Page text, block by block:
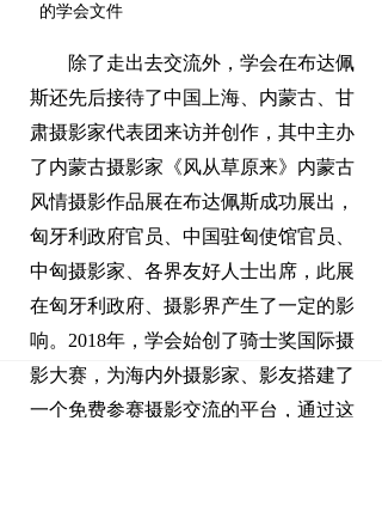
除了走出去交流外，学会在布达佩
斯还先后接待了中国上海、内蒙古、甘
肃摄影家代表团来访并创作，其中主办
了内蒙古摄影家《风从草原来》内蒙古
风情摄影作品展在布达佩斯成功展出，
匈牙利政府官员、中国驻匈使馆官员、
中匈摄影家、各界友好人士出席，此展
在匈牙利政府、摄影界产生了一定的影
响。2018年，学会始创了骑士奖国际摄
影大赛，为海内外摄影家、影友搭建了
一个免费参赛摄影交流的平台，通过这
的学会文件